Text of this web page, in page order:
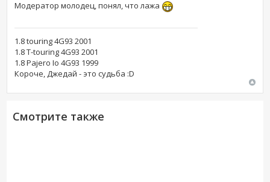
Модератор молодец, понял, что лажа
1.8 touring 4G93 2001
1.8 T-touring 4G93 2001
1.8 Pajero Io 4G93 1999
Короче, Джедай - это судьба :D
Смотрите также